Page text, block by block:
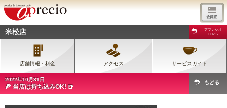
米松店
アプレシオ
TOPへ
店舗情報・料金 アクセス サービスガイド
2022年10月31日
🍕 当店は持ち込みOK! 🍺
もどる